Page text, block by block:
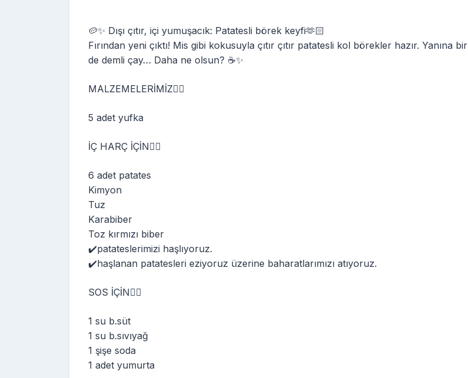
🥔✨ Dışı çıtır, içi yumuşacık: Patatesli börek keyfi🫶🏻
Fırından yeni çıktı! Mis gibi kokusuyla çıtır çıtır patatesli kol börekler hazır. Yanına bir
de demli çay… Daha ne olsun? ☕✨
MALZEMELERİMİZ👇🏻
5 adet yufka
İÇ HARÇ İÇİN👇🏻
6 adet patates
Kimyon
Tuz
Karabiber
Toz kırmızı biber
✔️patateslerimizi haşlıyoruz.
✔️haşlanan patatesleri eziyoruz üzerine baharatlarımızı atıyoruz.
SOS İÇİN👇🏻
1 su b.süt
1 su b.sıvıyağ
1 şişe soda
1 adet yumurta